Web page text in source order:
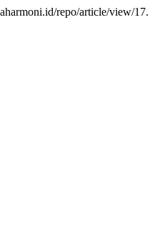
repo/article/view/17.